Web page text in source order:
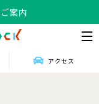
案内
アクセス